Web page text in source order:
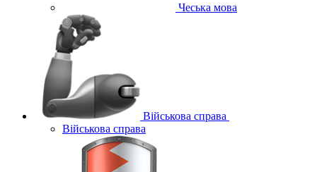
Чеська мова
Військова справа
Військова справа